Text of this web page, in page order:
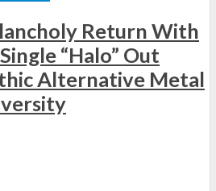
Return With
“Halo” Out
Alternative Metal